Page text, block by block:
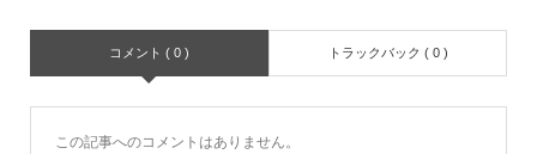
コメント ( 0 ) トラックバック ( 0 )
この記事へのコメントはありません。